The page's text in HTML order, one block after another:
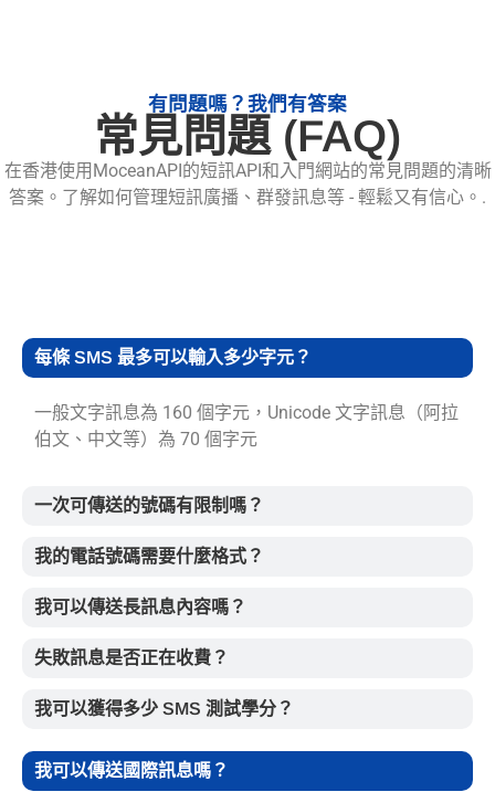
有問題嗎？我們有答案
常見問題 (FAQ)
在香港使用MoceanAPI的短訊API和入門網站的常見問題的清晰
答案。了解如何管理短訊廣播、群發訊息等 - 輕鬆又有信心。.
每條 SMS 最多可以輸入多少字元？
一般文字訊息為 160 個字元，Unicode 文字訊息（阿拉
伯文、中文等）為 70 個字元
一次可傳送的號碼有限制嗎？
我的電話號碼需要什麼格式？
我可以傳送長訊息內容嗎？
失敗訊息是否正在收費？
我可以獲得多少 SMS 測試學分？
我可以傳送國際訊息嗎？